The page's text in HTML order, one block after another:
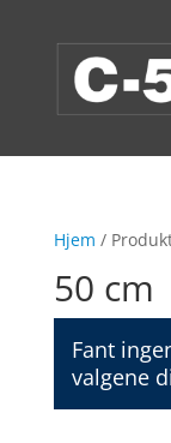
Hjem /
50 cm
Fant
valgene